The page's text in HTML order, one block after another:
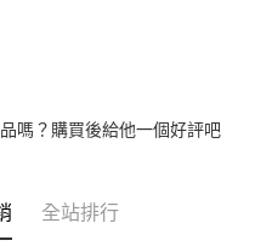
嗎？購買後給他一個好評吧
全站排行